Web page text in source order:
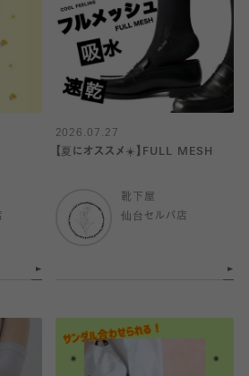
2026.07.27
【夏にオススメ☀️】FULL MESH
靴下屋
仙台セルバ店